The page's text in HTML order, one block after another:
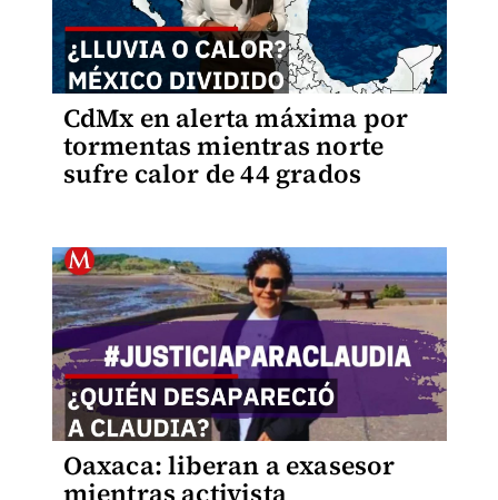
CdMx en alerta máxima por
tormentas mientras norte
sufre calor de 44 grados
Oaxaca: liberan a exasesor